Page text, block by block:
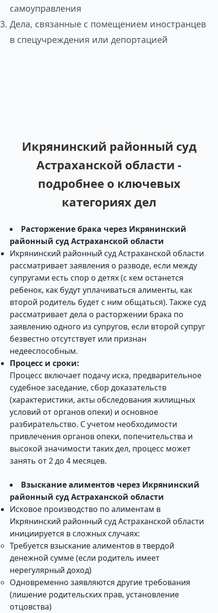
самоуправления
Дела, связанные с помещением иностранцев
в спецучреждения или депортацией
Икрянинский районный суд
Астраханской области -
подробнее о ключевых
категориях дел
Расторжение брака через Икрянинский
районный суд Астраханской области
Икрянинский районный суд Астраханской области
рассматривает заявления о разводе, если между
супругами есть спор о детях (с кем останется
ребенок, как будут уплачиваться алименты, как
второй родитель будет с ним общаться). Также суд
рассматривает дела о расторжении брака по
заявлению одного из супругов, если второй супруг
безвестно отсутствует или признан
недееспособным.
Процесс и сроки:
Процесс включает подачу иска, предварительное
судебное заседание, сбор доказательств
(характеристики, акты обследования жилищных
условий от органов опеки) и основное
разбирательство. С учетом необходимости
привлечения органов опеки, попечительства и
высокой значимости таких дел, процесс может
занять от 2 до 4 месяцев.
Взыскание алиментов через Икрянинский
районный суд Астраханской области
Исковое производство по алиментам в
Икрянинский районный суд Астраханской области
инициируется в сложных случаях:
Требуется взыскание алиментов в твердой
денежной сумме (если родитель имеет
нерегулярный доход)
Одновременно заявляются другие требования
(лишение родительских прав, установление
отцовства)